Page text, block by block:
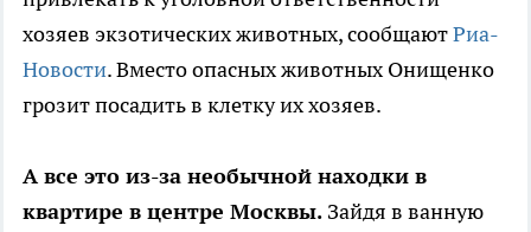
хозяев экзотических животных, сообщаютРиа-
Новости. Вместо опасных животных Онищенко
грозит посадить в клетку их хозяев.
А все это из-за необычной находки в
квартире в центре Москвы. Зайдя в ванную